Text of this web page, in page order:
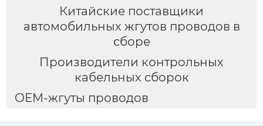
Китайские поставщики
автомобильных жгутов проводов в
сборе
Производители контрольных
кабельных сборок
OEM-жгуты проводов